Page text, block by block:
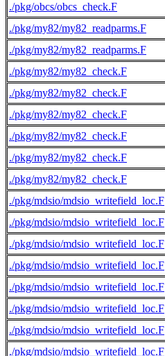
./pkg/obcs/obcs_check.F
./pkg/my82/my82_readparms.F
./pkg/my82/my82_readparms.F
./pkg/my82/my82_check.F
./pkg/my82/my82_check.F
./pkg/my82/my82_check.F
./pkg/my82/my82_check.F
./pkg/my82/my82_check.F
./pkg/my82/my82_check.F
./pkg/mdsio/mdsio_writefield_loc.F
./pkg/mdsio/mdsio_writefield_loc.F
./pkg/mdsio/mdsio_writefield_loc.F
./pkg/mdsio/mdsio_writefield_loc.F
./pkg/mdsio/mdsio_writefield_loc.F
./pkg/mdsio/mdsio_writefield_loc.F
./pkg/mdsio/mdsio_writefield_loc.F
./pkg/mdsio/mdsio_writefield_loc.F